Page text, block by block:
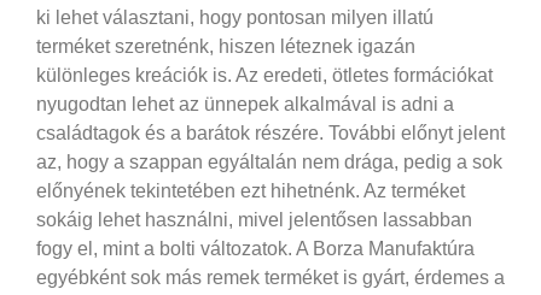
ki lehet választani, hogy pontosan milyen illatú
terméket szeretnénk, hiszen léteznek igazán
különleges kreációk is. Az eredeti, ötletes formációkat
nyugodtan lehet az ünnepek alkalmával is adni a
családtagok és a barátok részére. További előnyt jelent
az, hogy a szappan egyáltalán nem drága, pedig a sok
előnyének tekintetében ezt hihetnénk. Az terméket
sokáig lehet használni, mivel jelentősen lassabban
fogy el, mint a bolti változatok. A Borza Manufaktúra
egyébként sok más remek terméket is gyárt, érdemes a